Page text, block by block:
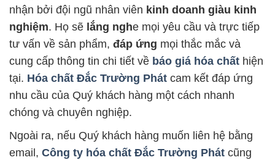
nhận bởi đội ngũ nhân viên kinh doanh giàu kinh
nghiệm. Họ sẽ lắng nghe mọi yêu cầu và trực tiếp
tư vấn về sản phẩm, đáp ứng mọi thắc mắc và
cung cấp thông tin chi tiết về báo giá hóa chất hiện
tại. Hóa chất Đắc Trường Phát cam kết đáp ứng
nhu cầu của Quý khách hàng một cách nhanh
chóng và chuyên nghiệp.
Ngoài ra, nếu Quý khách hàng muốn liên hệ bằng
email, Công ty hóa chất Đắc Trường Phát cũng